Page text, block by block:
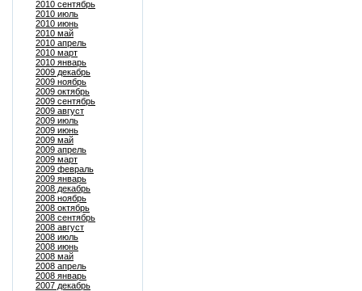
2010 сентябрь
2010 июль
2010 июнь
2010 май
2010 апрель
2010 март
2010 январь
2009 декабрь
2009 ноябрь
2009 октябрь
2009 сентябрь
2009 август
2009 июль
2009 июнь
2009 май
2009 апрель
2009 март
2009 февраль
2009 январь
2008 декабрь
2008 ноябрь
2008 октябрь
2008 сентябрь
2008 август
2008 июль
2008 июнь
2008 май
2008 апрель
2008 январь
2007 декабрь